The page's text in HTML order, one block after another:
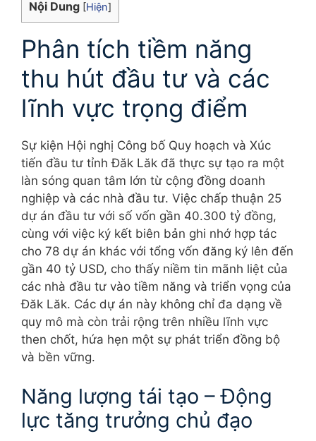
Nội Dung [Hiện]
Phân tích tiềm năng
thu hút đầu tư và các
lĩnh vực trọng điểm
Sự kiện Hội nghị Công bố Quy hoạch và Xúc
tiến đầu tư tỉnh Đăk Lăk đã thực sự tạo ra một
làn sóng quan tâm lớn từ cộng đồng doanh
nghiệp và các nhà đầu tư. Việc chấp thuận 25
dự án đầu tư với số vốn gần 40.300 tỷ đồng,
cùng với việc ký kết biên bản ghi nhớ hợp tác
cho 78 dự án khác với tổng vốn đăng ký lên đến
gần 40 tỷ USD, cho thấy niềm tin mãnh liệt của
các nhà đầu tư vào tiềm năng và triển vọng của
Đăk Lăk. Các dự án này không chỉ đa dạng về
quy mô mà còn trải rộng trên nhiều lĩnh vực
then chốt, hứa hẹn một sự phát triển đồng bộ
và bền vững.
Năng lượng tái tạo – Động
lực tăng trưởng chủ đạo